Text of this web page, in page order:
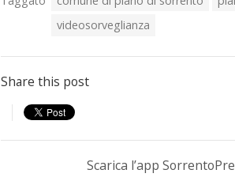
videosorveglianza
Share this post
Scarica l’app